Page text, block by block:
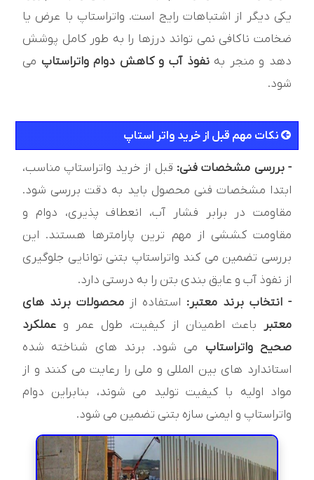
یکی دیگر از اشتباهات رایج است. واتراستاپ با عرض یا
ضخامت ناکافی نمی تواند درزها را به طور کامل پوشش
دهد و منجر به نفوذ آب و کاهش دوام واتراستاپ می
شود.
نکات مهم قبل از خريد واتر استاپ
- بررسی مشخصات فنی: قبل از خرید واتراستاپ مناسب،
ابتدا مشخصات فنی محصول باید به دقت بررسی شود.
مقاومت در برابر فشار آب، انعطاف پذیری، دوام و
مقاومت کششی از مهم ترین پارامترها هستند. این
بررسی تضمین می کند واتراستاپ بتنی توانایی جلوگیری
از نفوذ آب و عایق بندی بتن را به درستی دارد.
- انتخاب برند معتبر: استفاده از محصولات برند های
معتبر
باعث اطمینان از کیفیت، طول عمر و عملکرد
صحیح واتراستاپ می شود. برند های شناخته شده
استاندارد های بین المللی و ملی را رعایت می کنند و از
مواد اولیه با کیفیت تولید می شوند، بنابراین دوام
واتراستاپ و ایمنی سازه بتنی تضمین می شود.